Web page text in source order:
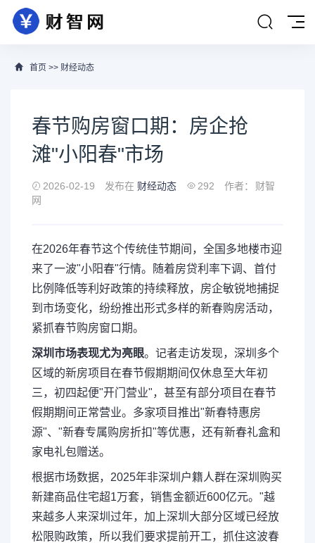
首页 >> 财经动态
春节购房窗口期：房企抢
滩"小阳春"市场
2026-02-19 发布在 财经动态 292 作者：
财智
网
在2026年春节这个传统佳节期间，全国多地楼市迎
来了一波"小阳春"行情。随着房贷利率下调、首付
比例降低等利好政策的持续释放，房企敏锐地捕捉
到市场变化，纷纷推出形式多样的新春购房活动，
紧抓春节购房窗口期。
深圳市场表现尤为亮眼。记者走访发现，深圳多个
区域的新房项目在春节假期期间仅休息至大年初
三，初四起便"开门营业"，甚至有部分项目在春节
假期期间正常营业。多家项目推出"新春特惠房
源"、"新春专属购房折扣"等优惠，还有新春礼盒和
家电礼包赠送。
根据市场数据，2025年非深圳户籍人群在深圳购买
新建商品住宅超1万套，销售金额近600亿元。"越
来越多人来深圳过年，加上深圳大部分区域已经放
松限购政策，所以我们要求提前开工，抓住这波春